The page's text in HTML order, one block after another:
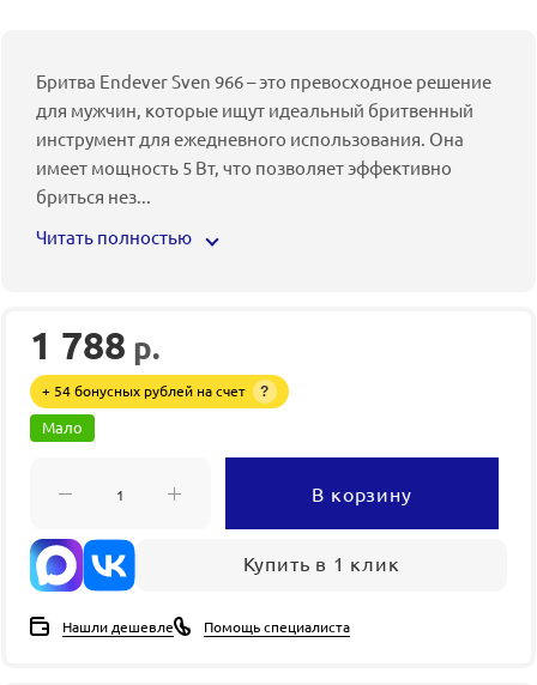
Бритва Endever Sven 966 – это превосходное решение
для мужчин, которые ищут идеальный бритвенный
инструмент для ежедневного использования. Она
имеет мощность 5 Вт, что позволяет эффективно
бриться нез...
Читать полностью
1 788 р.
+ 54 бонусных рублей на счет ?
Мало
В корзину
Купить в 1 клик
Нашли дешевле Помощь специалиста